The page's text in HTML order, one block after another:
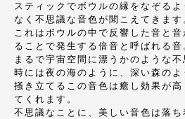
スティックでボウルの縁をなぞる
なく不思議な音色が聞こえてきます
これはボウルの中で反響した音と
ることで発生する倍音と呼ばれる音
まるで宇宙空間に漂うかのような不
時には夜の海のように、深い森の
掻き立てるこの音色は癒し効果が
てくれます。
不思議なことに、美しい音色は落